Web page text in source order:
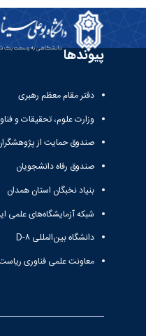
پیوندها
دفتر مقام معظم رهبری
وزارت علوم، تحقیقات و
صندوق حمایت از
صندوق رفاه دانشجویان
بنیاد نخبگان استان همدان
شبکه آزمایشگاه‌های علمی
دانشگاه بین‌المللی D-۸
معاونت علمی فناوری